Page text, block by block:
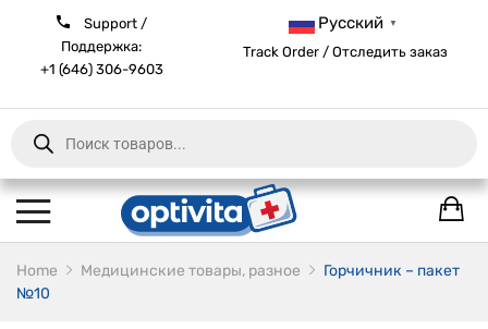
Support /
Поддержка:
+1 (646) 306-9603
Русский ▼
Track Order / Отследить заказ
Products
search
Home Медицинские товары, разное
Горчичник – пакет
№10